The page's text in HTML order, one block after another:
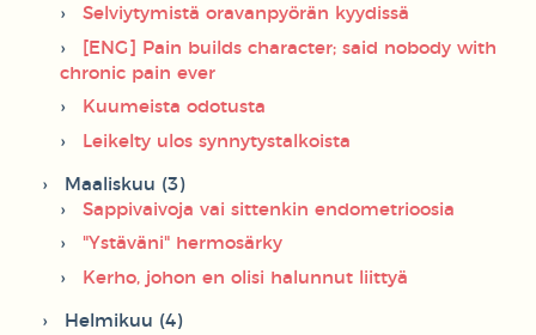
Selviytymistä oravanpyörän kyydissä
[ENG] Pain builds character; said nobody with
chronic pain ever
Kuumeista odotusta
Leikelty ulos synnytystalkoista
Maaliskuu (3)
Sappivaivoja vai sittenkin endometrioosia
"Ystäväni" hermosärky
Kerho, johon en olisi halunnut liittyä
Helmikuu (4)